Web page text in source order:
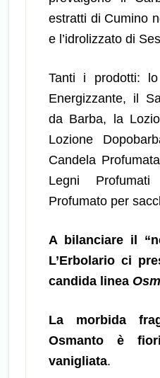
estratti di Cumino
e l’idrolizzato di
Tanti i prodotti:
Energizzante, il
da Barba, la
Lozione
Candela
Legni
Profumato per
A bilanciare il
L’Erbolario ci
candida linea
La morbida
Osmanto è
vanigliata.